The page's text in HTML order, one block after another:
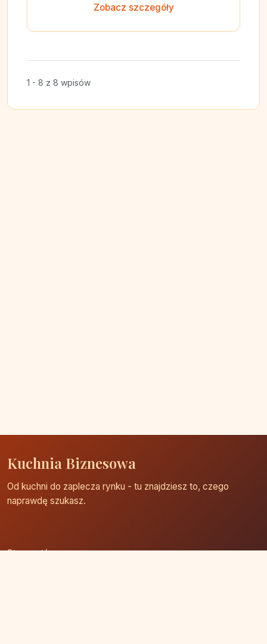
Zobacz szczegóły
1 - 8 z 8 wpisów
Kuchnia Biznesowa
Od kuchni do zaplecza rynku - tu znajdziesz to, czego
naprawdę szukasz.
Strona główna